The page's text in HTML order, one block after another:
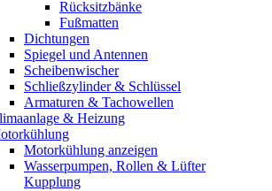
Rücksitzbänke
Fußmatten
Dichtungen
Spiegel und Antennen
Scheibenwischer
Schließzylinder & Schlüssel
Armaturen & Tachowellen
& Heizung
Motorkühlung anzeigen
Wasserpumpen, Rollen & Lüfter
Kupplung